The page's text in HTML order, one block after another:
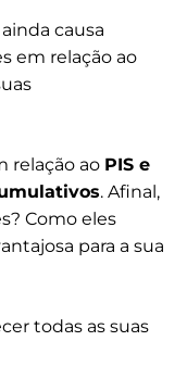
causa
em relação ao
relação ao PIS e
. Afinal,
Como eles
para a sua
todas as suas